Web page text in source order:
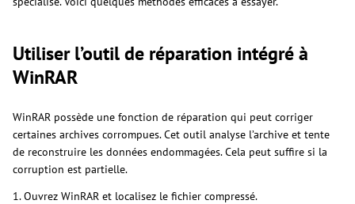
Utiliser l’outil de réparation intégré à
WinRAR
WinRAR possède une fonction de réparation qui peut corriger
certaines archives corrompues. Cet outil analyse l’archive et tente
de reconstruire les données endommagées. Cela peut suffire si la
corruption est partielle.
1. Ouvrez WinRAR et localisez le fichier compressé.